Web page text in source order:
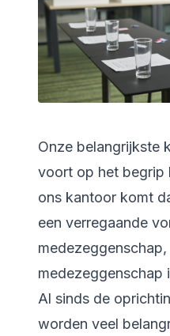
Onze belangrijkste
voort op het begrip
ons kantoor komt
een verregaande
medezeggenschap
Al sinds de
worden veel